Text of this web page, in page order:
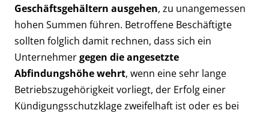
Geschäftsgehältern ausgehen, zu unangemessen
hohen Summen führen. Betroffene Beschäftigte
sollten folglich damit rechnen, dass sich ein
Unternehmergegen die angesetzte
Abfindungshöhe wehrt, wenn eine sehr lange
Betriebszugehörigkeit vorliegt, der Erfolg einer
Kündigungsschutzklage zweifelhaft ist oder es bei